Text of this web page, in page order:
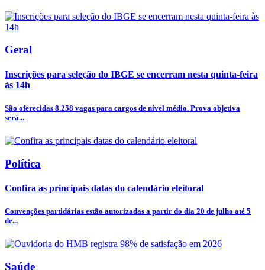
Geral
Inscrições para seleção do IBGE se encerram nesta quinta-feira
às 14h
São oferecidas 8.258 vagas para cargos de nível médio. Prova objetiva
será...
Política
Confira as principais datas do calendário eleitoral
Convenções partidárias estão autorizadas a partir do dia 20 de julho até 5
de...
Saúde